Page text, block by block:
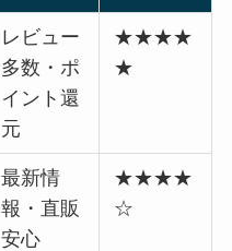
レビュー
多数・ポ
イント還
元
★★★★
★
最新情
報・直販
安心
★★★★
☆